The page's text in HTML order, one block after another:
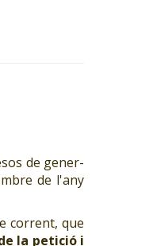
de gener-
de l'any
corrent, que
la petició i